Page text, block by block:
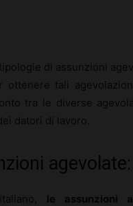
di assunzioni
tali
tra le diverse
datori di lavoro.
le assunzioni